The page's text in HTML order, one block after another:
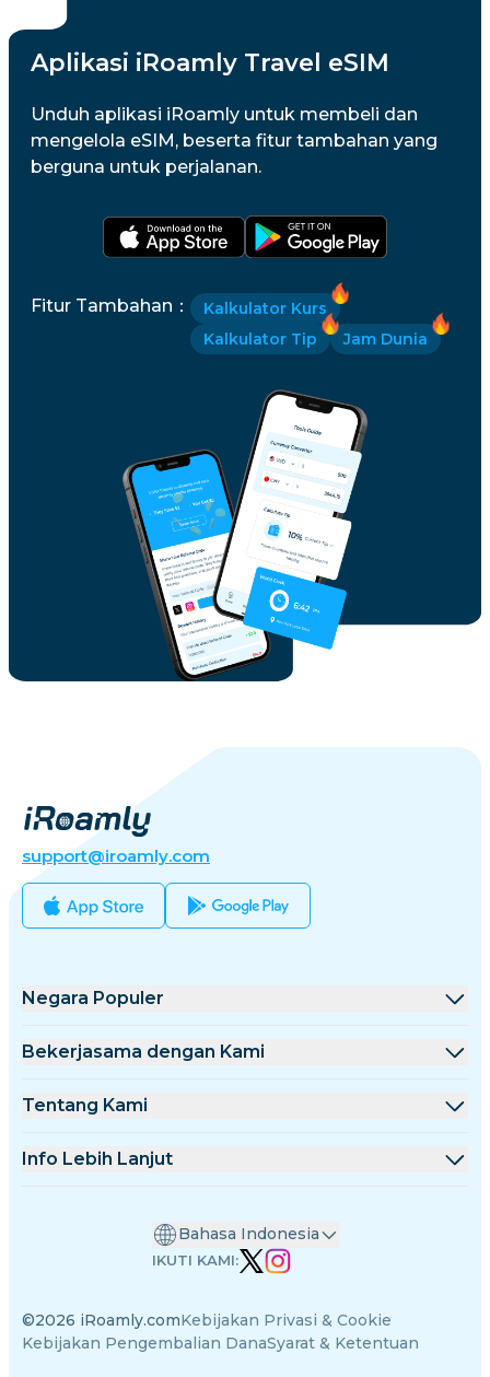
Aplikasi iRoamly Travel eSIM
Unduh aplikasi iRoamly untuk membeli dan
mengelola eSIM, beserta fitur tambahan yang
berguna untuk perjalanan.
Fitur Tambahan ：
Kalkulator Kurs
Kalkulator Tip
Jam Dunia
support@iroamly.com
Negara Populer
Amerika Serikat
Prancis
India
Bekerjasama dengan Kami
Dokumentasi API
Tentang Kami
Tentang iRoamly
Info Lebih Lanjut
Tim Penulis
©2026 iRoamly.comKebijakan Privasi & Cookie
Kebijakan Pengembalian DanaSyarat & Ketentuan
Bahasa Indonesia
IKUTI KAMI: